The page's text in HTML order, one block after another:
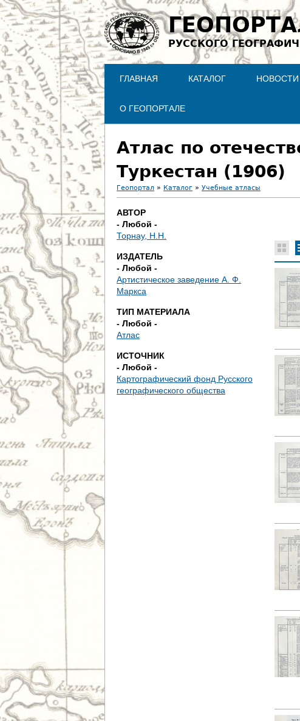
РУССКОГО
ГЛАВНАЯ КАТАЛОГ НОВОСТИ
О ГЕОПОРТАЛЕ
Атлас по
Туркестан (1906)
В
ы
з
д
с
ь
Геопортал » Каталог » Учебные атласы
АВТОР
- Любой -
Торнау, Н.Н.
ИЗДАТЕЛЬ
- Любой -
Артистическое заведение А. Ф.
Маркса
ТИП МАТЕРИАЛА
- Любой -
Атлас
ИСТОЧНИК
- Любой -
Картографический фонд Русского
географического общества